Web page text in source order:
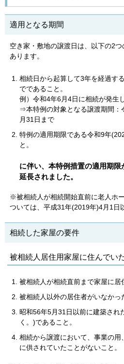
適用となる期間
空き家・敷地の譲渡日は、以下の2
あります。
相続日から起算して3年を経過す
でであること。
例）令和4年6月4日に相続が発生
⇒本特例の対象となる譲渡期間：
月31日まで
特例の適用期限である令和9年
と
に伴い、本特例措置の適用期限
延長されました。
※被相続人が相続開始直前に老人ホ
ついては、平成31年(2019年)4月1日
相続した家屋の要件
被相続人居住用家屋に住んでい
被相続人が相続直前まで家屋に居
被相続人以外の居住者がいなかっ
昭和56年5月31日以前に建築され
く。)であること。
相続から譲渡において、事業の用
に供されていたことがないこと。